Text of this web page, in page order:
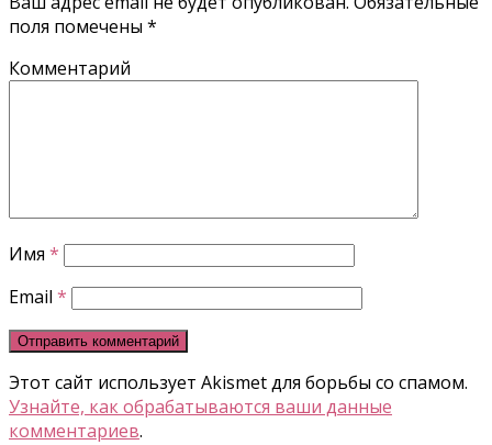
поля помечены *
Комментарий
Имя *
Email *
Этот сайт использует Akismet для борьбы со спамом.
Узнайте, как обрабатываются ваши данные
комментариев.